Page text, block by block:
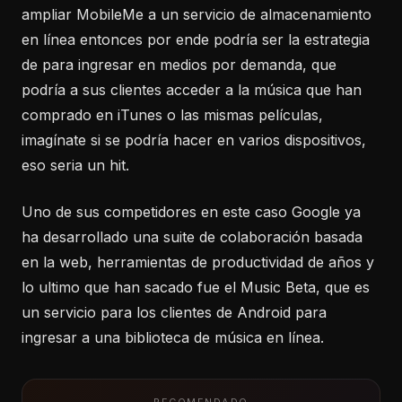
ampliar MobileMe a un servicio de almacenamiento
en línea entonces por ende podría ser la estrategia
de para ingresar en medios por demanda, que
podría a sus clientes acceder a la música que han
comprado en iTunes o las mismas películas,
imagínate si se podría hacer en varios dispositivos,
eso seria un hit.
Uno de sus competidores en este caso Google ya
ha desarrollado una suite de colaboración basada
en la web, herramientas de productividad de años y
lo ultimo que han sacado fue el Music Beta, que es
un servicio para los clientes de Android para
ingresar a una biblioteca de música en línea.